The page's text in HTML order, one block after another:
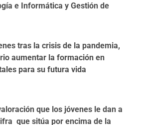
e Informática y Gestión de
tras la crisis de la pandemia,
aumentar la formación en
para su futura vida
que los jóvenes le dan a
que sitúa por encima de la